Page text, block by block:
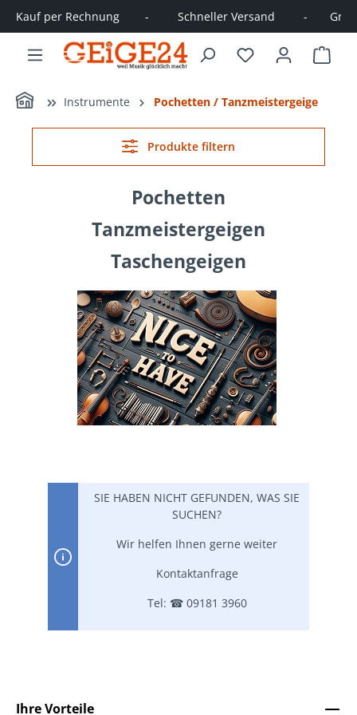
springen
Kauf per Rechnung        -         Schneller Versand         -
Home Instrumente Pochetten / Tanzmeistergeige
Produkte filtern
Pochetten
Tanzmeistergeigen
Taschengeigen
SIE HABEN NICHT GEFUNDEN, WAS SIE
SUCHEN?
Wir helfen Ihnen gerne weiter
Kontaktanfrage
Tel: ☎ 09181 3960
Ihre Vorteile